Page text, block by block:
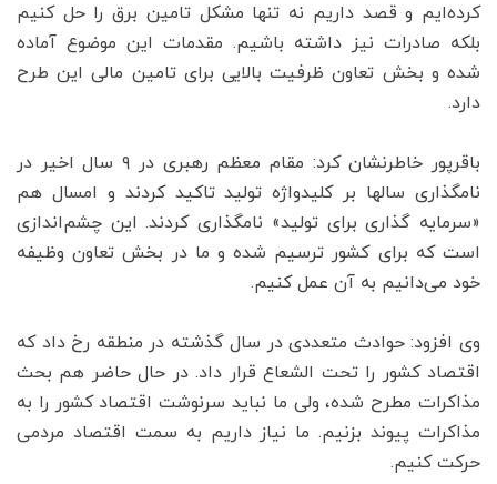
کرده‌ایم و قصد داریم نه تنها مشکل تامین برق را حل کنیم
بلکه صادرات نیز داشته باشیم. مقدمات این موضوع آماده
شده و بخش تعاون ظرفیت بالایی برای تامین مالی این طرح
دارد.
باقرپور خاطرنشان کرد: مقام معظم رهبری در ۹ سال اخیر در
نامگذاری سالها بر کلیدواژه تولید تاکید کردند و امسال هم
«سرمایه گذاری برای تولید» نامگذاری کردند. این چشم‌اندازی
است که برای کشور ترسیم شده و ما در بخش تعاون وظیفه
خود می‌دانیم به آن عمل کنیم.
وی افزود: حوادث متعددی در سال گذشته در منطقه رخ داد که
اقتصاد کشور را تحت الشعاع قرار داد. در حال حاضر هم بحث
مذاکرات مطرح شده، ولی ما نباید سرنوشت اقتصاد کشور را به
مذاکرات پیوند بزنیم. ما نیاز داریم به سمت اقتصاد مردمی
حرکت کنیم.